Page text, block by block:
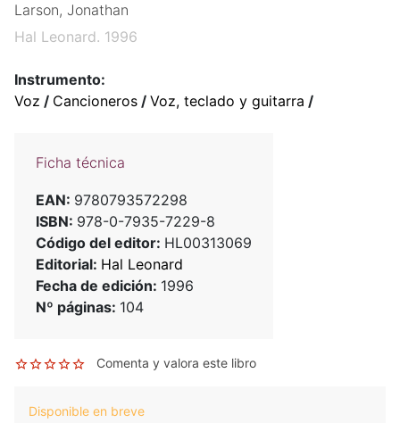
Larson, Jonathan
Hal Leonard. 1996
Instrumento:
Voz / Cancioneros / Voz, teclado y guitarra /
Ficha técnica
EAN: 9780793572298
ISBN: 978-0-7935-7229-8
Código del editor: HL00313069
Editorial: Hal Leonard
Fecha de edición: 1996
Nº páginas: 104
Comenta y valora este libro
Disponible en breve